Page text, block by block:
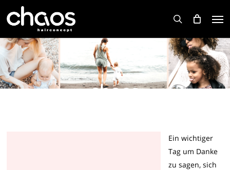
content
search
Ein wichtiger
Tag um Danke
zu sagen, sich